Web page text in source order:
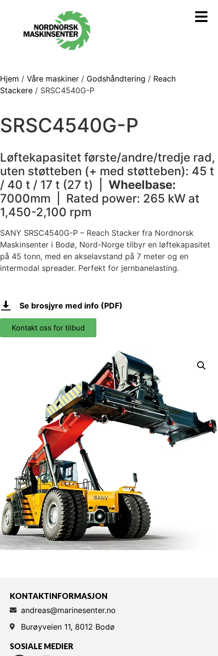
Hjem / Våre maskiner / Godshåndtering / Reach
Stackere / SRSC4540G-P
SRSC4540G-P
Løftekapasitet første/andre/tredje rad,
uten støtteben (+ med støtteben): 45 t
/ 40 t / 17 t (27 t) | Wheelbase:
7000mm | Rated power: 265 kW at
1,450-2,100 rpm
SANY SRSC4540G-P – Reach Stacker fra Nordnorsk
Maskinsenter i Bodø, Nord-Norge tilbyr en løftekapasitet
på 45 tonn, med en akselavstand på 7 meter og en
intermodal spreader. Perfekt for jernbanelasting.
Se brosjyre med info (PDF)
Kontakt oss for tilbud
KONTAKTINFORMASJON
andreas@marinesenter.no
Burøyveien 11, 8012 Bodø
SOSIALE MEDIER